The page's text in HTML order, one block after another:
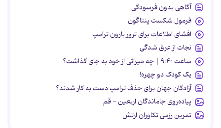
آگاهی بدون فرسودگی
فرمول شکست پنتاگون
افشای اطلاعات برای ترور بارون ترامپ
نجات از غرق شدگی
ساعت ۹:۴۰ | چه میراثی از خود به جای گذاشت؟
یک کودک دو چهره!
آزادگان جهان برای حذف ترامپ دست به کار شدند؟
پیاده‌روی جاماندگان اربعین - قم
تمرین رزمی تکاوران ارتش